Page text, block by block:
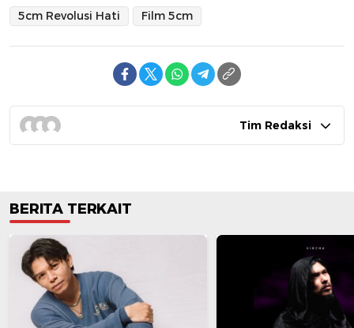
5cm Revolusi Hati Film 5cm
Tim Redaksi
BERITA TERKAIT